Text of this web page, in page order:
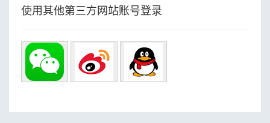
使用其他第三方网站账号登录